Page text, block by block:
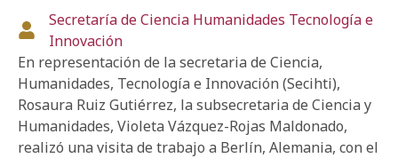
Secretaría de Ciencia Humanidades Tecnología e
Innovación
En representación de la secretaria de Ciencia,
Humanidades, Tecnología e Innovación (Secihti),
Rosaura Ruiz Gutiérrez, la subsecretaria de Ciencia y
Humanidades, Violeta Vázquez-Rojas Maldonado,
realizó una visita de trabajo a Berlín, Alemania, con el